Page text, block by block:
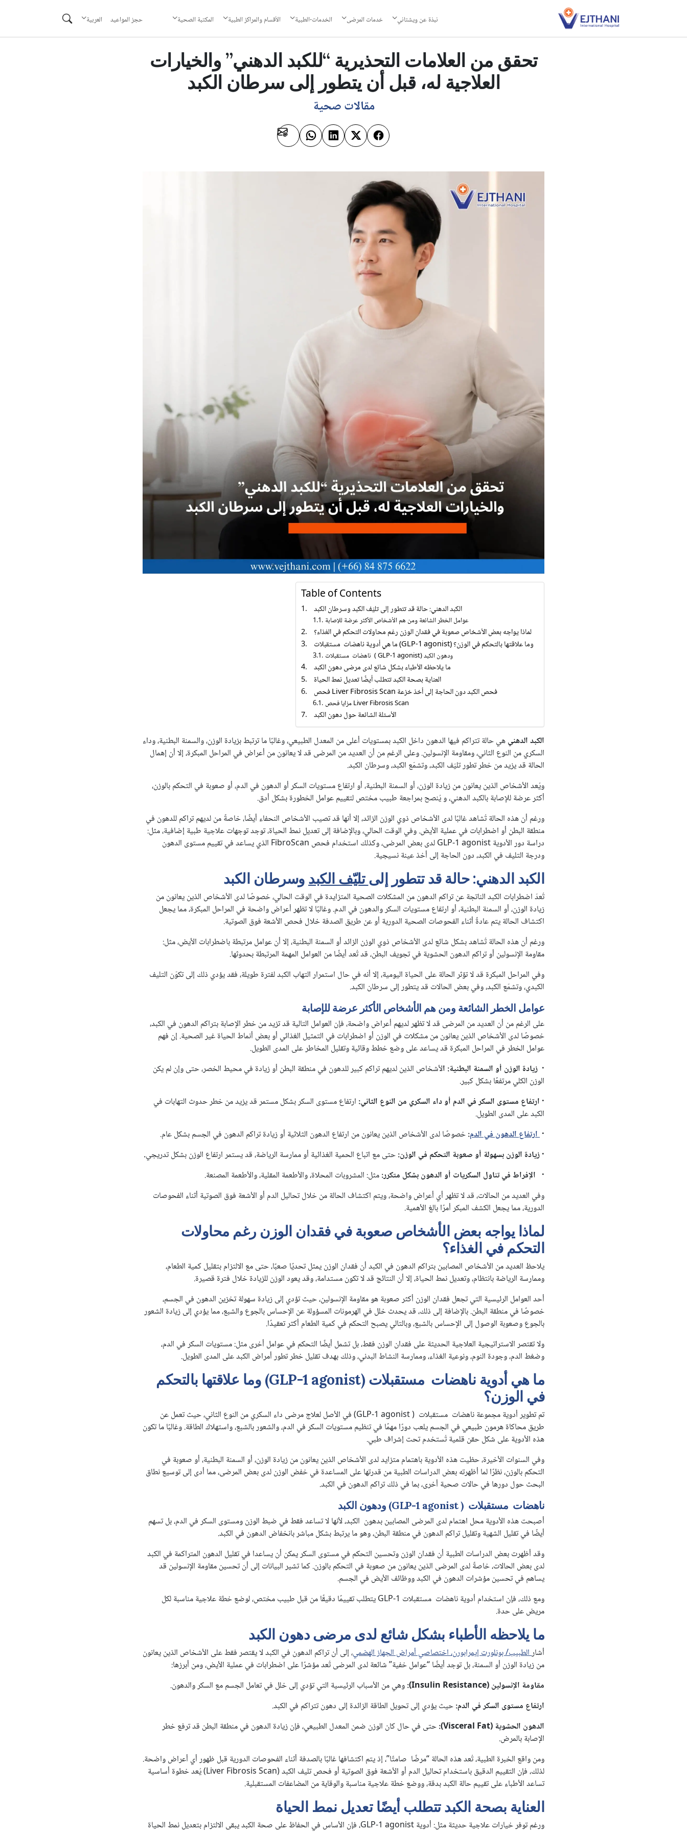
نبذة عن ويشتاني خدمات المرضى الخدمات-الطبية الأقسام والمراكز الطبية المكتبة الصحية حجز المواعيد العربية
تحقق من العلامات التحذيرية “للكبد الدهني” والخيارات
العلاجية له، قبل أن يتطور إلى سرطان الكبد
مقالات صحية
Table of Contents
الكبد الدهني: حالة قد تتطور إلى تليّف الكبد وسرطان الكبد
عوامل الخطر الشائعة ومن هم الأشخاص الأكثر عرضة للإصابة
لماذا يواجه بعض الأشخاص صعوبة في فقدان الوزن رغم محاولات التحكم في الغذاء؟
ما هي أدوية ناهضات مستقبلات (GLP-1 agonist) وما علاقتها بالتحكم في الوزن؟
ناهضات مستقبلات ( GLP-1 agonist) ودهون الكبد
ما يلاحظه الأطباء بشكل شائع لدى مرضى دهون الكبد
العناية بصحة الكبد تتطلب أيضًا تعديل نمط الحياة
فحص Liver Fibrosis Scan فحص الكبد دون الحاجة إلى أخذ خزعة
مزايا فحص Liver Fibrosis Scan
الأسئلة الشائعة حول دهون الكبد
الكبد الدهنيهي حالة تتراكم فيها الدهون داخل الكبد بمستويات أعلى من المعدل الطبيعي، وغالبًا ما ترتبط بزيادة الوزن، والسمنة البطنية، وداء
السكري من النوع الثاني، ومقاومة الإنسولين. وعلى الرغم من أن العديد من المرضى قد لا يعانون من أعراض في المراحل المبكرة، إلا أن إهمال
الحالة قد يزيد من خطر تطور تليّف الكبد، وتشمّع الكبد، وسرطان الكبد.
ويُعد الأشخاص الذين يعانون من زيادة الوزن، أو السمنة البطنية، أو ارتفاع مستويات السكر أو الدهون في الدم، أو صعوبة في التحكم بالوزن،
أكثر عرضة للإصابة بالكبد الدهني، و يُنصح بمراجعة طبيب مختص لتقييم عوامل الخطورة بشكل أدق.
ورغم أن هذه الحالة تُشاهد غالبًا لدى الأشخاص ذوي الوزن الزائد، إلا أنها قد تصيب الأشخاص النحفاء أيضًا، خاصةً من لديهم تراكم للدهون في
منطقة البطن أو اضطرابات في عملية الأيض. وفي الوقت الحالي، وبالإضافة إلى تعديل نمط الحياة، توجد توجهات علاجية طبية إضافية، مثل:
دراسة دور الأدوية GLP-1 agonist لدى بعض المرضى، وكذلك استخدام فحص FibroScan الذي يساعد في تقييم مستوى الدهون
ودرجة التليف في الكبد، دون الحاجة إلى أخذ عينة نسيجية.
الكبد الدهني: حالة قد تتطور إلىتليّف الكبد وسرطان الكبد
تُعدّ اضطرابات الكبد الناتجة عن تراكم الدهون من المشكلات الصحية المتزايدة في الوقت الحالي، خصوصًا لدى الأشخاص الذين يعانون من
زيادة الوزن، أو السمنة البطنية، أو ارتفاع مستويات السكر والدهون في الدم. وغالبًا لا تظهر أعراض واضحة في المراحل المبكرة، مما يجعل
اكتشاف الحالة يتم عادةً أثناء الفحوصات الصحية الدورية أو عن طريق الصدفة خلال فحص الأشعة فوق الصوتية.
ورغم أن هذه الحالة تُشاهد بشكل شائع لدى الأشخاص ذوي الوزن الزائد أو السمنة البطنية، إلا أن عوامل مرتبطة باضطرابات الأيض، مثل:
مقاومة الإنسولين أو تراكم الدهون الحشوية في تجويف البطن، قد تُعد أيضًا من العوامل المهمة المرتبطة بحدوثها.
وفي المراحل المبكرة قد لا تؤثر الحالة على الحياة اليومية، إلا أنه في حال استمرار التهاب الكبد لفترة طويلة، فقد يؤدي ذلك إلى تكوّن التليف
الكبدي، وتشمّع الكبد، وفي بعض الحالات قد يتطور إلى سرطان الكبد.
عوامل الخطر الشائعة ومن هم الأشخاص الأكثر عرضة للإصابة
على الرغم من أن العديد من المرضى قد لا تظهر لديهم أعراض واضحة، فإن العوامل التالية قد تزيد من خطر الإصابة بتراكم الدهون في الكبد،
خصوصًا لدى الأشخاص الذين يعانون من مشكلات في الوزن أو اضطرابات في التمثيل الغذائي أو بعض أنماط الحياة غير الصحية. إن فهم
عوامل الخطر في المراحل المبكرة قد يساعد على وضع خطط وقائية وتقليل المخاطر على المدى الطويل.
· زيادة الوزن أو السمنة البطنية: الأشخاص الذين لديهم تراكم كبير للدهون في منطقة البطن أو زيادة في محيط الخصر، حتى وإن لم يكن
الوزن الكلي مرتفعًا بشكل كبير.
· ارتفاع مستوى السكر في الدم أو داء السكري من النوع الثاني: ارتفاع مستوى السكر بشكل مستمر قد يزيد من خطر حدوث التهابات في
الكبد على المدى الطويل.
· ارتفاع الدهون في الدم:خصوصًا لدى الأشخاص الذين يعانون من ارتفاع الدهون الثلاثية أو زيادة تراكم الدهون في الجسم بشكل عام.
·زيادة الوزن بسهولة أو صعوبة التحكم في الوزن:حتى مع اتباع الحمية الغذائية أو ممارسة الرياضة، قد يستمر ارتفاع الوزن بشكل تدريجي.
· الإفراط في تناول السكريات أو الدهون بشكل متكرر:مثل: المشروبات المحلاة، والأطعمة المقلية، والأطعمة المصنعة.
وفي العديد من الحالات، قد لا تظهر أي أعراض واضحة، ويتم اكتشاف الحالة من خلال تحاليل الدم أو الأشعة فوق الصوتية أثناء الفحوصات
الدورية، مما يجعل الكشف المبكر أمرًا بالغ الأهمية.
لماذا يواجه بعض الأشخاص صعوبة في فقدان الوزن رغم محاولات
التحكم في الغذاء؟
يلاحظ العديد من الأشخاص المصابين بتراكم الدهون في الكبد أن فقدان الوزن يمثل تحديًا صعبًا، حتى مع الالتزام بتقليل كمية الطعام،
وممارسة الرياضة بانتظام، وتعديل نمط الحياة، إلا أن النتائج قد لا تكون مستدامة، وقد يعود الوزن للزيادة خلال فترة قصيرة.
أحد العوامل الرئيسية التي تجعل فقدان الوزن أكثر صعوبة هو مقاومة الإنسولين، حيث تؤدي إلى زيادة سهولة تخزين الدهون في الجسم،
خصوصًا في منطقة البطن. بالإضافة إلى ذلك، قد يحدث خلل في الهرمونات المسؤولة عن الإحساس بالجوع والشبع، مما يؤدي إلى زيادة الشعور
بالجوع وصعوبة الوصول إلى الإحساس بالشبع، وبالتالي يصبح التحكم في كمية الطعام أكثر تعقيدًا.
ولا تقتصر الاستراتيجية العلاجية الحديثة على فقدان الوزن فقط، بل تشمل أيضًا التحكم في عوامل أخرى مثل: مستويات السكر في الدم،
وضغط الدم، وجودة النوم، ونوعية الغذاء، وممارسة النشاط البدني، وذلك بهدف تقليل خطر تطور أمراض الكبد على المدى الطويل.
ما هي أدوية ناهضات مستقبلات (GLP-1 agonist) وما علاقتها بالتحكم
في الوزن؟
تم تطوير أدوية مجموعة ناهضات مستقبلات ( GLP-1 agonist) في الأصل لعلاج مرضى داء السكري من النوع الثاني، حيث تعمل عن
طريق محاكاة هرمون طبيعي في الجسم يلعب دورًا مهمًا في تنظيم مستويات السكر في الدم، والشعور بالشبع، واستهلاك الطاقة. وغالبًا ما تكون
هذه الأدوية على شكل حقن قلمية تُستخدم تحت إشراف طبي.
وفي السنوات الأخيرة، حظيت هذه الأدوية باهتمام متزايد لدى الأشخاص الذين يعانون من زيادة الوزن، أو السمنة البطنية، أو صعوبة في
التحكم بالوزن، نظرًا لما أظهرته بعض الدراسات الطبية من قدرتها على المساعدة في خفض الوزن لدى بعض المرضى، مما أدى إلى توسيع نطاق
البحث حول دورها في حالات صحية أخرى، بما في ذلك تراكم الدهون في الكبد.
ناهضات مستقبلات ( GLP- 1 agonist) ودهون الكبد
أصبحت هذه الأدوية محل اهتمام لدى المرضى المصابين بدهون الكبد، لأنها لا تساعد فقط في ضبط الوزن ومستوى السكر في الدم، بل تسهم
أيضًا في تقليل الشهية وتقليل تراكم الدهون في منطقة البطن، وهو ما يرتبط بشكل مباشر بانخفاض الدهون في الكبد.
وقد أظهرت بعض الدراسات الطبية أن فقدان الوزن وتحسين التحكم في مستوى السكر يمكن أن يساعدا في تقليل الدهون المتراكمة في الكبد
لدى بعض الحالات، خاصةً لدى المرضى الذين يعانون من صعوبة في التحكم بالوزن. كما تشير البيانات إلى أن تحسين مقاومة الإنسولين قد
يساهم في تحسين مؤشرات الدهون في الكبد ووظائف الأيض في الجسم.
ومع ذلك، فإن استخدام أدوية ناهضات مستقبلات GLP-1 يتطلب تقييمًا دقيقًا من قبل طبيب مختص، لوضع خطة علاجية مناسبة لكل
مريض على حدة.
ما يلاحظه الأطباء بشكل شائع لدى مرضى دهون الكبد
أشارالطبيب/ بونلورت إيمرابورن، اختصاصي أمراض الجهاز الهضمي، إلى أن تراكم الدهون في الكبد لا يقتصر فقط على الأشخاص الذين يعانون
من زيادة الوزن أو السمنة، بل توجد أيضًا “عوامل خفية” شائعة لدى المرضى تُعد مؤشرًا على اضطرابات في عملية الأيض، ومن أبرزها:
مقاومة الإنسولين (Insulin Resistance):
وهي من الأسباب الرئيسية التي تؤدي إلى خلل في تعامل الجسم مع السكر والدهون.
ارتفاع مستوى السكر في الدم:حيث يؤدي إلى تحويل الطاقة الزائدة إلى دهون تتراكم في الكبد.
الدهون الحشوية (Visceral Fat):
حتى في حال كان الوزن ضمن المعدل الطبيعي، فإن زيادة الدهون في منطقة البطن قد ترفع خطر
الإصابة بالمرض.
ومن واقع الخبرة الطبية، تُعد هذه الحالة “مرضًا صامتًا”، إذ يتم اكتشافها غالبًا بالصدفة أثناء الفحوصات الدورية قبل ظهور أي أعراض واضحة.
لذلك، فإن التقييم الدقيق باستخدام تحاليل الدم أو الأشعة فوق الصوتية أو فحص تليف الكبد (Liver Fibrosis Scan) يُعد خطوة أساسية
تساعد الأطباء على تقييم حالة الكبد بدقة، ووضع خطة علاجية مناسبة والوقاية من المضاعفات المستقبلية.
العناية بصحة الكبد تتطلب أيضًا تعديل نمط الحياة
ورغم توفر خيارات علاجية حديثة مثل: أدوية GLP-1 agonist، فإن الأساس في الحفاظ على صحة الكبد يبقى الالتزام بتعديل نمط الحياة